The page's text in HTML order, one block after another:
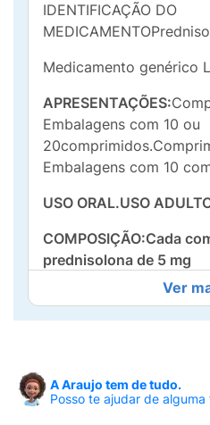
IDENTIFICAÇÃO DO
Medicamento genérico
APRESENTAÇÕES:
Embalagens com 10 ou
Embalagens com 10
USO ORAL.USO
COMPOSIÇÃO:Cada
prednisolona de 5 mg
mg.Excipientes q.s.p.
Cada comprimido de
contém:
Ver
A Araujo tem de tudo.
Posso te ajudar de alguma